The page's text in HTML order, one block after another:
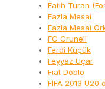
Fatih Turan
Fazla Mesai
Fazla Mesai
FC Crunell
Ferdi Küçük
Feyyaz Uçar
Fiat Doblo
FIFA 2013 U20